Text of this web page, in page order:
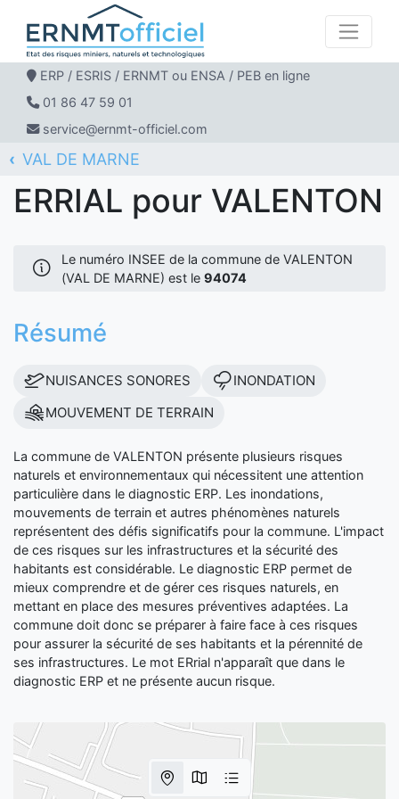
ERP / ESRIS / ERNMT ou ENSA / PEB en ligne
01 86 47 59 01
service@ernmt-officiel.com
ERNMT Officiel
ERRIAL
VAL DE MARNE
VALENTON
ERRIAL pour VALENTON
Le numéro INSEE de la commune de VALENTON
(VAL DE MARNE) est le 94074
Résumé
NUISANCES SONORES
INONDATION
MOUVEMENT DE TERRAIN
La commune de VALENTON présente plusieurs risques
naturels et environnementaux qui nécessitent une attention
particulière dans le diagnostic ERP. Les inondations,
mouvements de terrain et autres phénomènes naturels
représentent des défis significatifs pour la commune. L'impact
de ces risques sur les infrastructures et la sécurité des
habitants est considérable. Le diagnostic ERP permet de
mieux comprendre et de gérer ces risques naturels, en
mettant en place des mesures préventives adaptées. La
commune doit donc se préparer à faire face à ces risques
pour assurer la sécurité de ses habitants et la pérennité de
ses infrastructures. Le mot ERrial n'apparaît que dans le
diagnostic ERP et ne présente aucun risque.